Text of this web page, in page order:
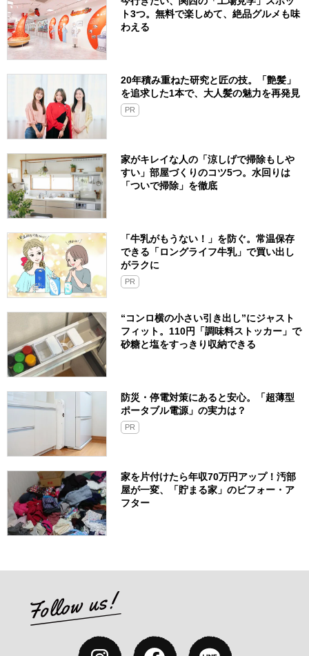
ト3つ。無料で楽しめて、絶品グルメも味
わえる
20年積み重ねた研究と匠の技。「艶髪」
を追求した1本で、大人髪の魅力を再発見
PR
家がキレイな人の「涼しげで掃除もしや
すい」部屋づくりのコツ5つ。水回りは
「ついで掃除」を徹底
「牛乳がもうない！」を防ぐ。常温保存
できる「ロングライフ牛乳」で買い出し
がラクに
PR
“コンロ横の小さい引き出し”にジャスト
フィット。110円「調味料ストッカー」で
砂糖と塩をすっきり収納できる
防災・停電対策にあると安心。「超薄型
ポータブル電源」の実力は？​
PR
家を片付けたら年収70万円アップ！汚部
屋が一変、「貯まる家」のビフォー・ア
フター